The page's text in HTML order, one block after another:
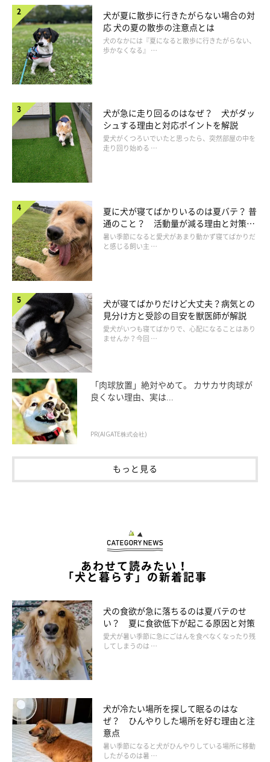
お出かけが大好きなアイちゃんとは、犬用グッズのお店やドッグカフェにも
よく行きました。2018年の11才のとき
犬のお世話に関する知識が豊富なＫさんのきめ細かなケアもあ
日を過ごしてきました。そんななか、かかりつけの動物病院で定
期健診をしたとき、腎機能の低下が見られ、12才で慢性腎機能低
下のステージ２と告げられました。
われることもなく、食欲も旺盛でいつもどおり元気に過ごしてい
ました。13才になったときにはさらに腎臓の数値は悪化し、ステ
ージ３になったのですが、このときも表立った変化は見られませ
替え、定期的に血液検査を行うことにしたそう。
「数値は悪化しているのに、食欲が落ちずに体重も増えているこ
とに、かかりつけ医の先生も驚いていました。なので、私の場
合、数値だけを見て落ちこむことはやめにして、アイ自身が今ど
んな状態なのか、ゴハンをちゃんと食べてくれるかといったこと
を重視してケアをするよう心がけました」
犬が夏に散歩に行きたがらない場合の対
応 犬の夏の散歩の注意点とは
犬のなかには『夏になると散歩に行きたがらない、
歩かなくなる』 …
犬が急に走り回るのはなぜ？ 犬がダッ
シュする理由と対応ポイントを解説
愛犬がくつろいでいたと思ったら、突然部屋の中を
走り回り始める …
夏に犬が寝てばかりいるのは夏バテ？ 普
通のこと？ 活動量が減る理由と対策と
は
暑い季節になると愛犬があまり動かず寝てばかりだ
と感じる飼い主 …
犬が寝てばかりだけど大丈夫？病気との
見分け方と受診の目安を獣医師が解説
愛犬がいつも寝てばかりで、心配になることはあり
ませんか？今回 …
「肉球放置」絶対やめて。 カサカサ肉球が
良くない理由、実は...
PR(AIGATE株式会社)
もっと見る
あわせて読みたい！
「犬と暮らす」の新着記事
犬の食欲が急に落ちるのは夏バテのせ
い？ 夏に食欲低下が起こる原因と対策
愛犬が暑い季節に急にごはんを食べなくなったり残
してしまうのは …
犬が冷たい場所を探して眠るのはな
ぜ？ ひんやりした場所を好む理由と注
意点
暑い季節になると犬がひんやりしている場所に移動
したがるのは暑 …